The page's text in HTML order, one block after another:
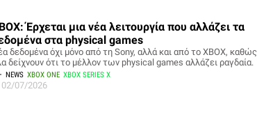
Έρχεται μια νέα λειτουργία που αλλάζει τα
στα physical games
δεδομένα όχι μόνο από τη Sony, αλλά και από το XBOX, καθώς
δείχνουν ότι το μέλλον των physical games αλλάζει ραγδαία.
NEWS XBOX ONE XBOX SERIES X
02/07/2026